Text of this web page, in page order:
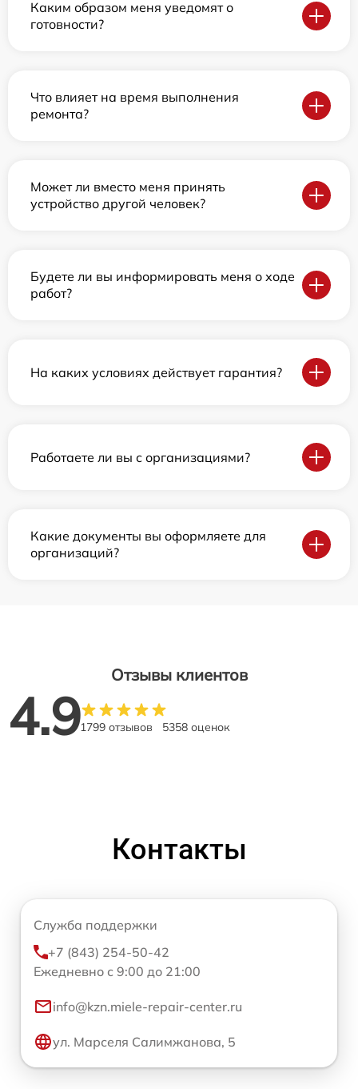
Каким образом меня уведомят о
готовности?
Что влияет на время выполнения
ремонта?
Может ли вместо меня принять
устройство другой человек?
Будете ли вы информировать меня о ходе
работ?
На каких условиях действует гарантия?
Работаете ли вы с организациями?
Какие документы вы оформляете для
организаций?
Отзывы клиентов
4.91799 отзывов 5358 оценок
Контакты
Служба поддержки
+7 (843) 254-50-42
Ежедневно с 9:00 до 21:00
info@kzn.miele-repair-center.ru
ул. Марселя Салимжанова, 5